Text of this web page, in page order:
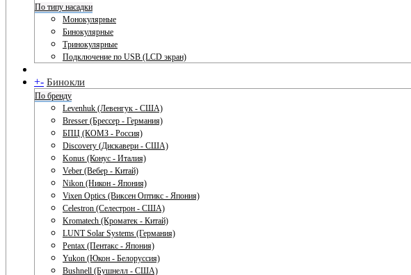
По типу насадки
Монокулярные
Бинокулярные
Тринокулярные
Подключение по USB (LCD экран)
+- Бинокли
По бренду
Levenhuk (Левенгук - США)
Bresser (Брессер - Германия)
БПЦ (КОМЗ - Россия)
Discovery (Дискавери - США)
Konus (Конус - Италия)
Veber (Вебер - Китай)
Nikon (Никон - Япония)
Vixen Optics (Виксен Оптикс - Япония)
Celestron (Селестрон - США)
Kromatech (Кроматек - Китай)
LUNT Solar Systems (Германия)
Pentax (Пентакс - Япония)
Yukon (Юкон - Белоруссия)
Bushnell (Бушнелл - США)